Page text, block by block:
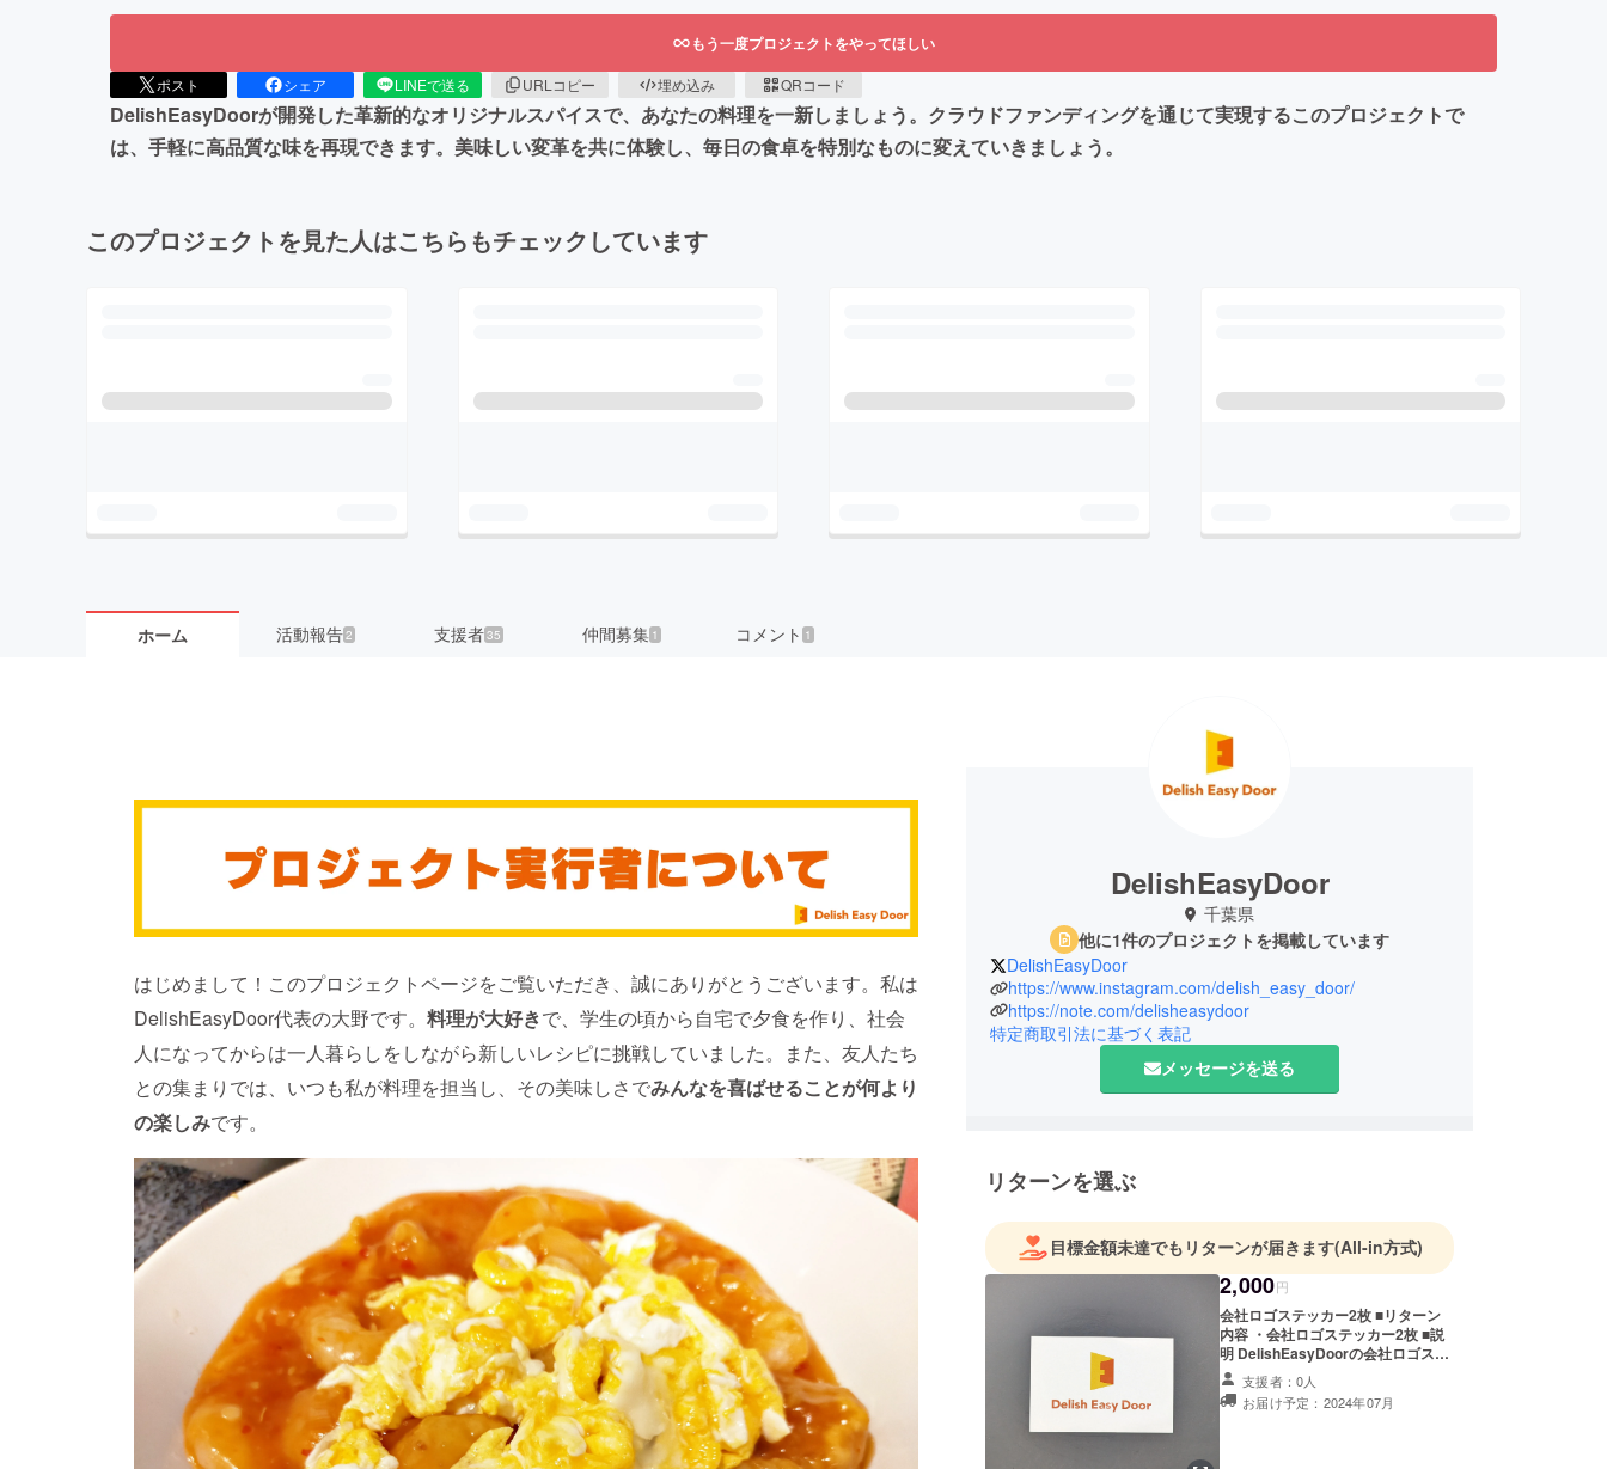
もう一度プロジェクトをやってほしい
ポスト シェア LINEで送る URLコピー 埋め込み QRコード
DelishEasyDoorが開発した革新的なオリジナルスパイスで、あなたの料理を一新しましょう。クラウドファンディングを通じて実現するこのプロジェクトで
は、手軽に高品質な味を再現できます。美味しい変革を共に体験し、毎日の食卓を特別なものに変えていきましょう。
このプロジェクトを見た人はこちらもチェックしています
ホーム 活動報告 2 支援者35 仲間募集 1 コメント 1
はじめまして！このプロジェクトページをご覧いただき、誠にありがとうございます。私は
DelishEasyDoor代表の大野です。 料理が大好きで、学生の頃から自宅で夕食を作り、社会
人になってからは一人暮らしをしながら新しいレシピに挑戦していました。また、友人たち
との集まりでは、いつも私が料理を担当し、その美味しさでみんなを喜ばせることが何より
の楽しみです。
DelishEasyDoor
千葉県
他に1件のプロジェクトを掲載しています
DelishEasyDoor
https://www.instagram.com/delish_easy_door/
https://note.com/delisheasydoor
特定商取引法に基づく表記
メッセージを送る
リターンを選ぶ
目標金額未達でもリターンが届きます(All-in方式)
2,000円
会社ロゴステッカー2枚 ■リターン
内容 ・会社ロゴステッカー2枚 ■説
明 DelishEasyDoorの会社ロゴス
テッカーを2枚リターンとして送ら
せていただきます。 ■発送について
発送時期は2024年7月を予定してお
支援者：0人
お届け予定：2024年07月